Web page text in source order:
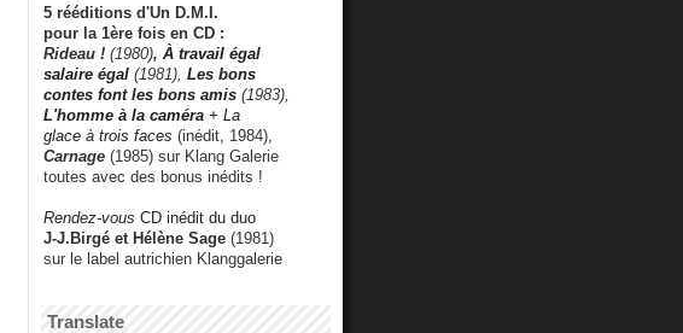
5 rééditions d'Un D.M.I.
pour la 1ère fois en CD :
Rideau ! (1980), À travail égal
salaire égal (1981), Les bons
contes font les bons amis (1983),
L'homme à la caméra + La
glace à trois faces (inédit, 1984),
Carnage (1985) sur Klang Galerie
toutes avec des bonus inédits !
Rendez-vous CD inédit du duo
J-J.Birgé et Hélène Sage (1981)
sur le label autrichien Klanggalerie
Translate